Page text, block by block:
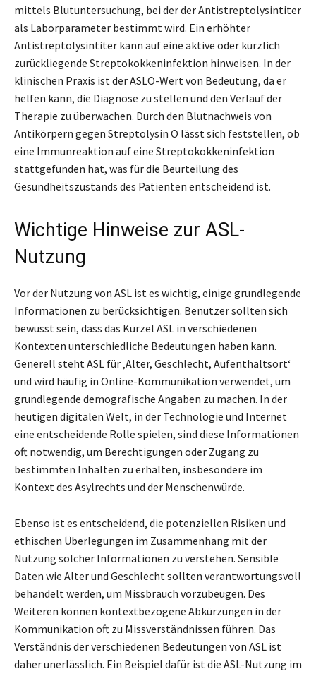
mittels Blutuntersuchung, bei der der Antistreptolysintiter
als Laborparameter bestimmt wird. Ein erhöhter
Antistreptolysintiter kann auf eine aktive oder kürzlich
zurückliegende Streptokokkeninfektion hinweisen. In der
klinischen Praxis ist der ASLO-Wert von Bedeutung, da er
helfen kann, die Diagnose zu stellen und den Verlauf der
Therapie zu überwachen. Durch den Blutnachweis von
Antikörpern gegen Streptolysin O lässt sich feststellen, ob
eine Immunreaktion auf eine Streptokokkeninfektion
stattgefunden hat, was für die Beurteilung des
Gesundheitszustands des Patienten entscheidend ist.
Wichtige Hinweise zur ASL-
Nutzung
Vor der Nutzung von ASL ist es wichtig, einige grundlegende
Informationen zu berücksichtigen. Benutzer sollten sich
bewusst sein, dass das Kürzel ASL in verschiedenen
Kontexten unterschiedliche Bedeutungen haben kann.
Generell steht ASL für ‚Alter, Geschlecht, Aufenthaltsort‘
und wird häufig in Online-Kommunikation verwendet, um
grundlegende demografische Angaben zu machen. In der
heutigen digitalen Welt, in der Technologie und Internet
eine entscheidende Rolle spielen, sind diese Informationen
oft notwendig, um Berechtigungen oder Zugang zu
bestimmten Inhalten zu erhalten, insbesondere im
Kontext des Asylrechts und der Menschenwürde.
Ebenso ist es entscheidend, die potenziellen Risiken und
ethischen Überlegungen im Zusammenhang mit der
Nutzung solcher Informationen zu verstehen. Sensible
Daten wie Alter und Geschlecht sollten verantwortungsvoll
behandelt werden, um Missbrauch vorzubeugen. Des
Weiteren können kontextbezogene Abkürzungen in der
Kommunikation oft zu Missverständnissen führen. Das
Verständnis der verschiedenen Bedeutungen von ASL ist
daher unerlässlich. Ein Beispiel dafür ist die ASL-Nutzung im